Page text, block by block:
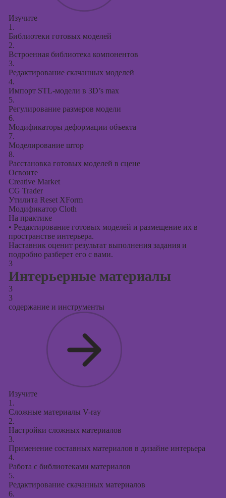
Изучите
1.
Библиотеки готовых моделей
2.
Встроенная библиотека компонентов
3.
Редактирование скачанных моделей
4.
Импорт STL-модели в 3D’s max
5.
Регулирование размеров модели
6.
Модификаторы деформации объекта
7.
Моделирование штор
8.
Расстановка готовых моделей в сцене
Освоите
Creative Market
CG Trader
Утилита Reset XForm
Модификатор Cloth
На практике
• Редактирование готовых моделей и размещение их в
пространстве интерьера.
Наставник оценит результат выполнения задания и
подробно разберет его с вами.
3
Интерьерные материалы
3
3
содержание и инструменты
Изучите
1.
Сложные материалы V-ray
2.
Настройки сложных материалов
3.
Применение составных материалов в дизайне интерьера
4.
Работа с библиотеками материалов
5.
Редактирование скачанных материалов
6.